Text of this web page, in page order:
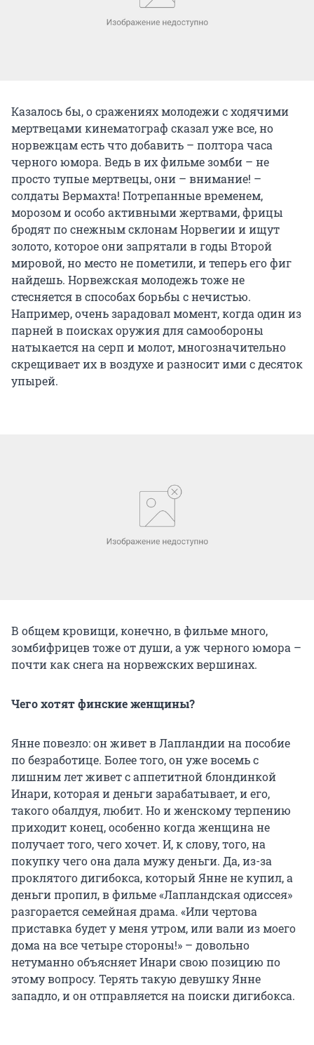
Казалось бы, о сражениях молодежи с ходячими
мертвецами кинематограф сказал уже все, но
норвежцам есть что добавить – полтора часа
черного юмора. Ведь в их фильме зомби – не
просто тупые мертвецы, они – внимание! –
солдаты Вермахта! Потрепанные временем,
морозом и особо активными жертвами, фрицы
бродят по снежным склонам Норвегии и ищут
золото, которое они запрятали в годы Второй
мировой, но место не пометили, и теперь его фиг
найдешь. Норвежская молодежь тоже не
стесняется в способах борьбы с нечистью.
Например, очень зарадовал момент, когда один из
парней в поисках оружия для самообороны
натыкается на серп и молот, многозначительно
скрещивает их в воздухе и разносит ими с десяток
упырей.
В общем кровищи, конечно, в фильме много,
зомбифрицев тоже от души, а уж черного юмора –
почти как снега на норвежских вершинах.
Чего хотят финские женщины?
Янне повезло: он живет в Лапландии на пособие
по безработице. Более того, он уже восемь с
лишним лет живет с аппетитной блондинкой
Инари, которая и деньги зарабатывает, и его,
такого обалдуя, любит. Но и женскому терпению
приходит конец, особенно когда женщина не
получает того, чего хочет. И, к слову, того, на
покупку чего она дала мужу деньги. Да, из-за
проклятого дигибокса, который Янне не купил, а
деньги пропил, в фильме «Лапландская одиссея»
разгорается семейная драма. «Или чертова
приставка будет у меня утром, или вали из моего
дома на все четыре стороны!» – довольно
нетуманно объясняет Инари свою позицию по
этому вопросу. Терять такую девушку Янне
западло, и он отправляется на поиски дигибокса.